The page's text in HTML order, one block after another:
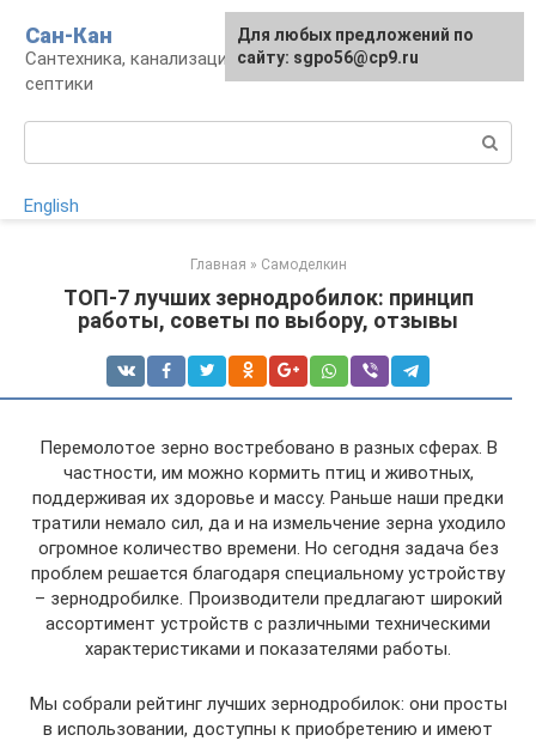
контенту
Сан-Кан
Сантехника, канализация, водопровод,
септики
English
Главная » Самоделкин
ТОП-7 лучших зернодробилок: принцип
работы, советы по выбору, отзывы
Перемолотое зерно востребовано в разных сферах. В
частности, им можно кормить птиц и животных,
поддерживая их здоровье и массу. Раньше наши предки
тратили немало сил, да и на измельчение зерна уходило
огромное количество времени. Но сегодня задача без
проблем решается благодаря специальному устройству
– зернодробилке. Производители предлагают широкий
ассортимент устройств с различными техническими
характеристиками и показателями работы.
Мы собрали рейтинг лучших зернодробилок: они просты
в использовании, доступны к приобретению и имеют
Для любых предложений по
сайту: sgpo56@cp9.ru